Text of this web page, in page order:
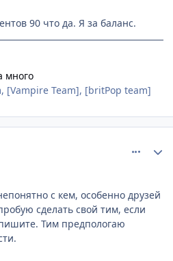
90 что да. Я за баланс.
много
[Vampire Team], [britPop team]
с кем, особенно друзей
сделать свой тим, если
Тим предпологаю